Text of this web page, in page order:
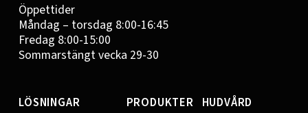
Öppettider
Måndag – torsdag 8:00-16:45
Fredag 8:00-15:00
Sommarstängt vecka 29-30
LÖSNINGAR PRODUKTER HUDVÅRD